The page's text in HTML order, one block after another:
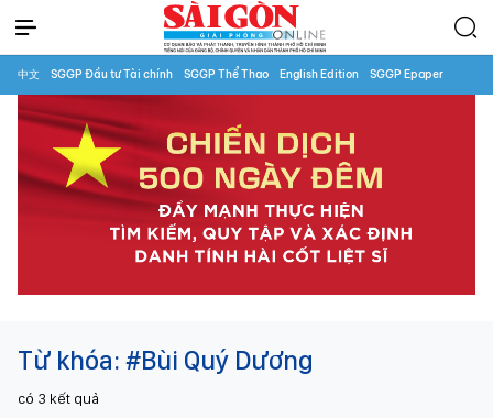
中文 SGGP Đầu tư Tài chính SGGP Thể Thao English Edition SGGP Epaper
Từ khóa: #Bùi Quý Dương
có 3 kết quả